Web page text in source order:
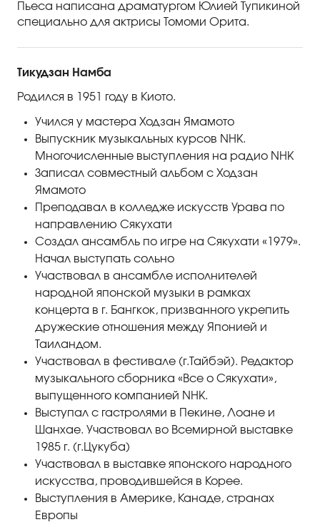
Пьеса написана драматургом Юлией Тупикиной
специально для актрисы Томоми Орита.
Тикудзан Намба
Родился в 1951 году в Киото.
Учился у мастера Ходзан Ямамото
Выпускник музыкальных курсов NHK.
Многочисленные выступления на радио NHK
Записал совместный альбом с Ходзан
Ямамото
Преподавал в колледже искусств Урава по
направлению Сякухати
Создал ансамбль по игре на Сякухати «1979».
Начал выступать сольно
Участвовал в ансамбле исполнителей
народной японской музыки в рамках
концерта в г. Бангкок, призванного укрепить
дружеские отношения между Японией и
Таиландом.
Участвовал в фестивале (г.Тайбэй). Редактор
музыкального сборника «Все о Сякухати»,
выпущенного компанией NHK.
Выступал с гастролями в Пекине, Лоане и
Шанхае. Участвовал во Всемирной выставке
1985 г. (г.Цукуба)
Участвовал в выставке японского народного
искусства, проводившейся в Корее.
Выступления в Америке, Канаде, странах
Европы